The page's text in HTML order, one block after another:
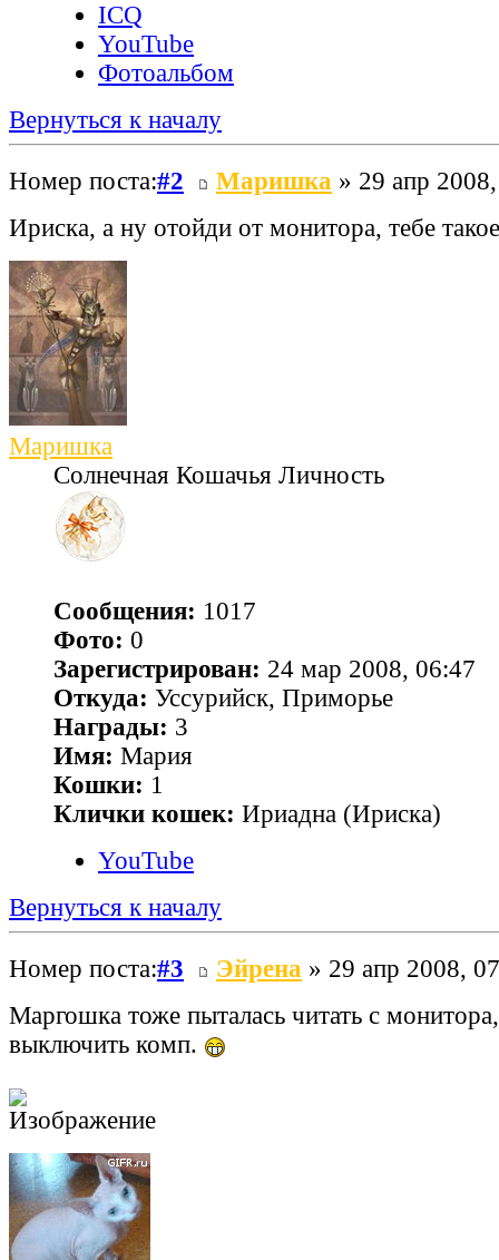
ICQ
YouTube
Фотоальбом
Вернуться к началу
Номер поста:#2 Маришка » 29 апр
Ириска, а ну отойди от монитора, тебе
Маришка
Солнечная Кошачья Личность
Сообщения: 1017
Фото: 0
Зарегистрирован: 24 мар 2008, 06:47
Откуда: Уссурийск, Приморье
Награды: 3
Имя: Мария
Кошки: 1
Клички кошек: Ириадна (Ириска)
YouTube
Вернуться к началу
Номер поста:#3 Эйрена » 29 апр 2008,
Маргошка тоже пыталась читать с
выключить комп.